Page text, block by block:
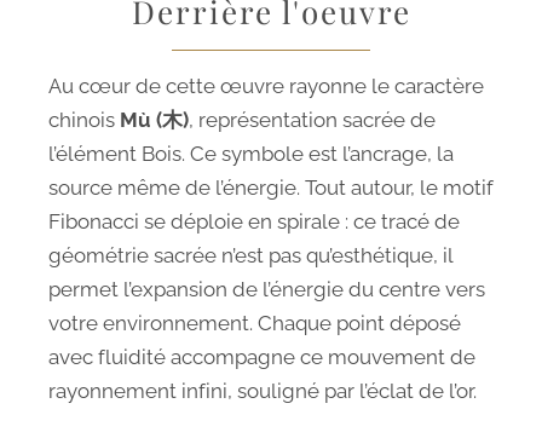
Derrière l'oeuvre
Au cœur de cette œuvre rayonne le caractère
chinois Mù (木), représentation sacrée de
l’élément Bois. Ce symbole est l’ancrage, la
source même de l’énergie. Tout autour, le motif
Fibonacci se déploie en spirale : ce tracé de
géométrie sacrée n’est pas qu’esthétique, il
permet l’expansion de l’énergie du centre vers
votre environnement. Chaque point déposé
avec fluidité accompagne ce mouvement de
rayonnement infini, souligné par l’éclat de l’or.